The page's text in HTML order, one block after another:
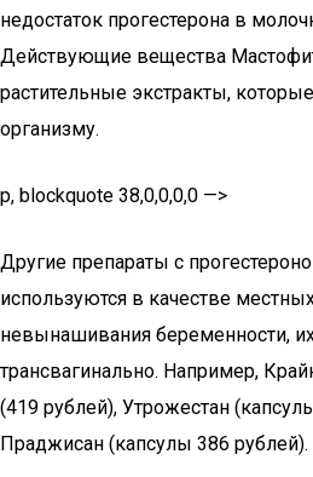
недостаток прогестерона в
Действующие вещества
растительные экстракты,
организму.
p, blockquote 38,0,0,0,0 —>
Другие препараты с
используются в качестве
невынашивания беременности,
трансвагинально. Например,
(419 рублей), Утрожестан
Праджисан (капсулы 386 рублей).